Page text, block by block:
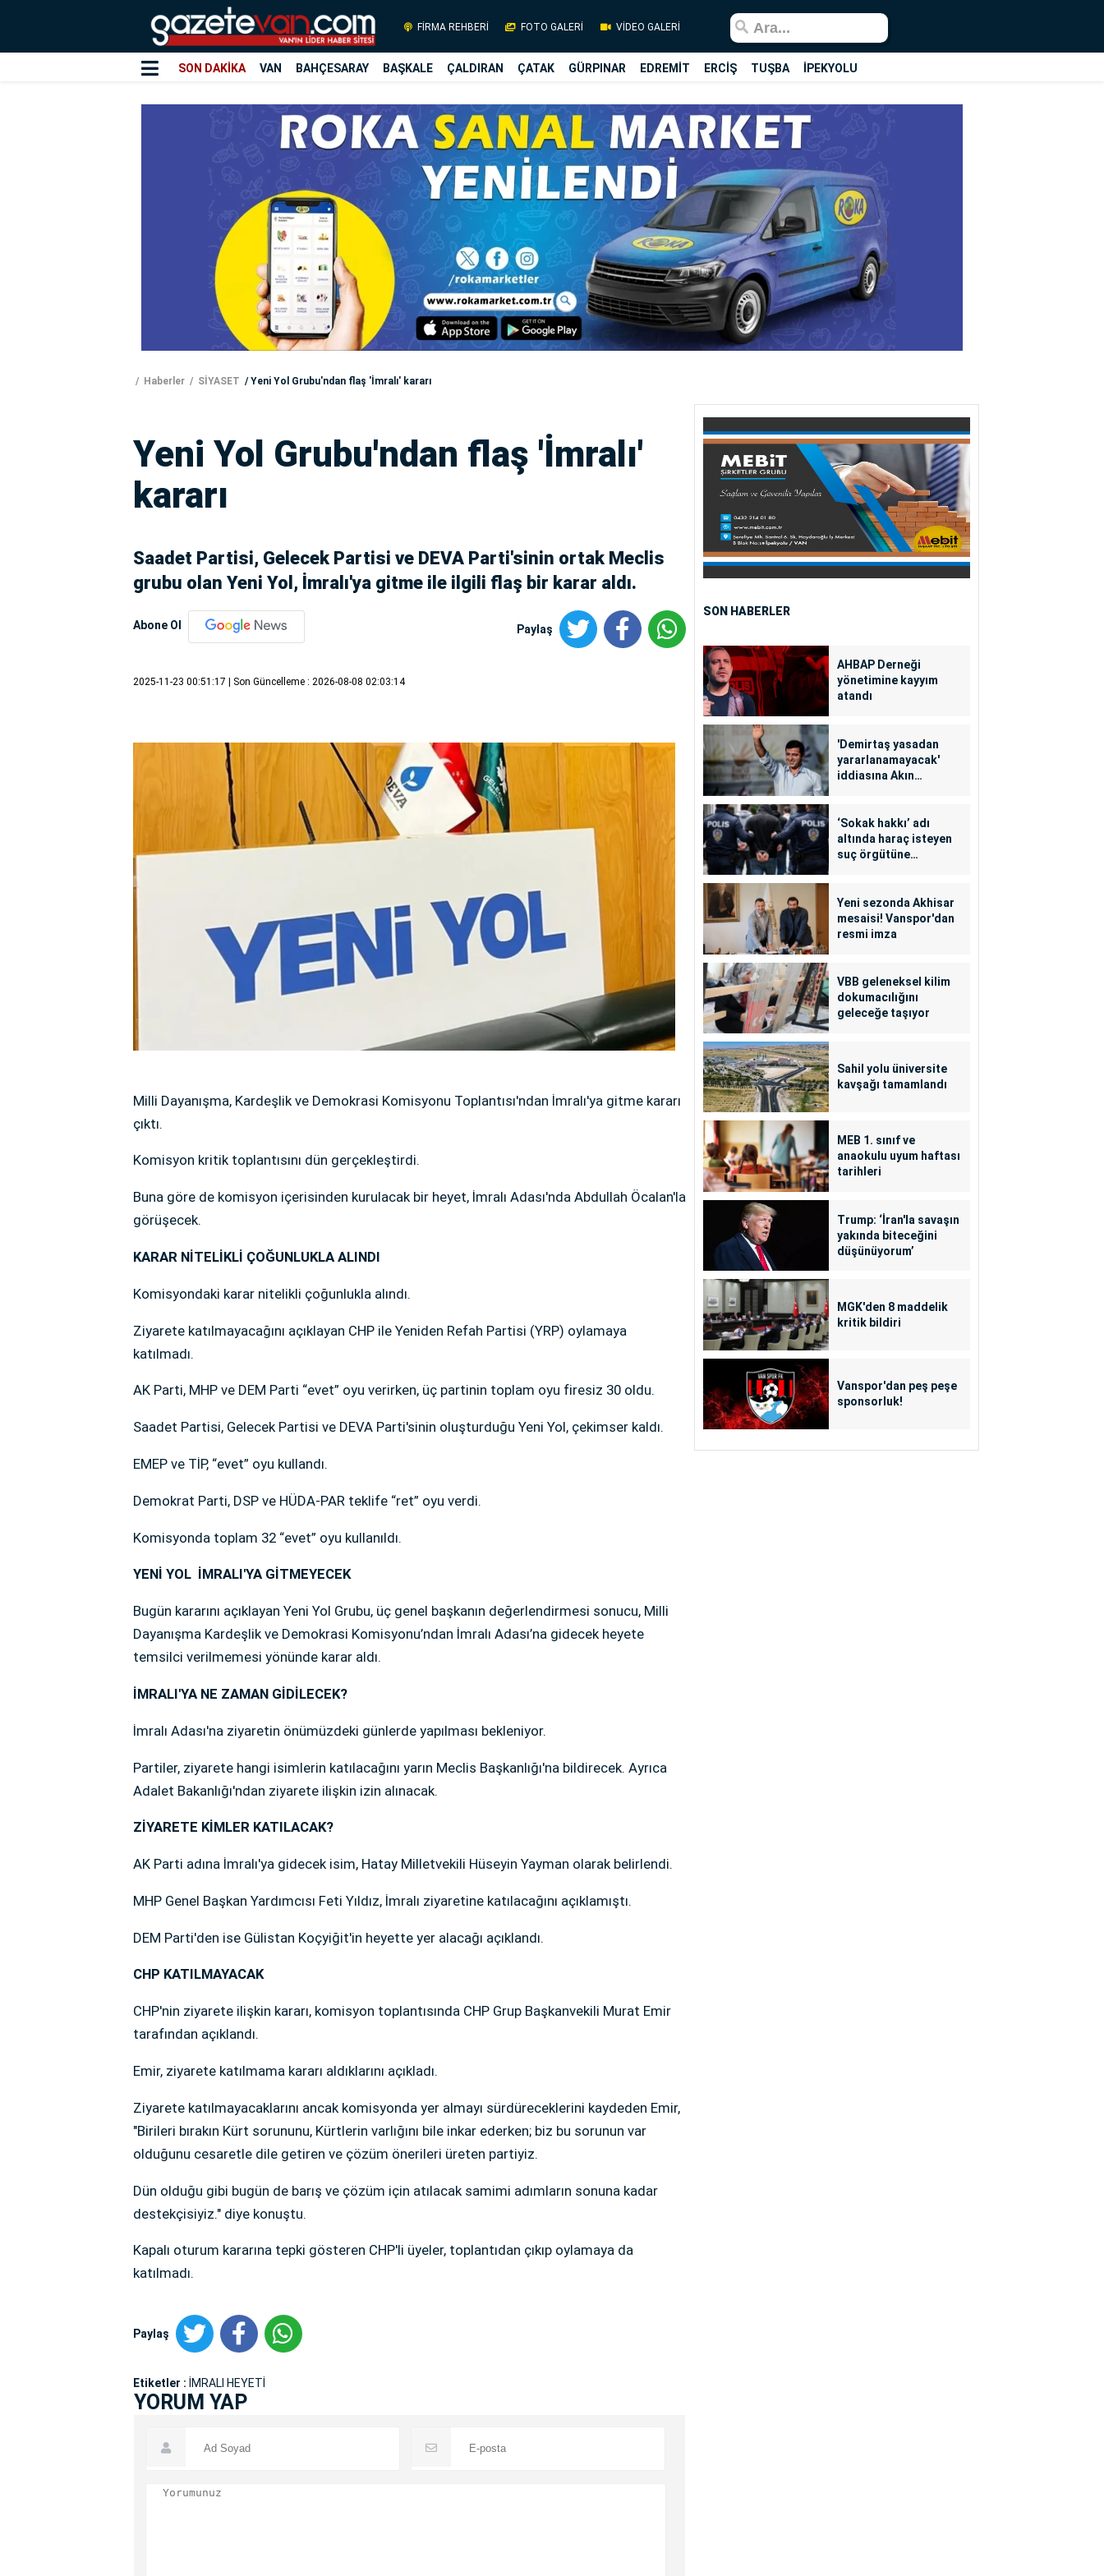
FİRMA REHBERİ FOTO GALERİ VİDEO GALERİ
SON DAKİKA VAN BAHÇESARAY BAŞKALE ÇALDIRAN ÇATAK GÜRPINAR EDREMİT ERCİŞ TUŞBA İPEKYOLU
Haberler SİYASET Yeni Yol Grubu'ndan flaş 'İmralı' kararı
Yeni Yol Grubu'ndan flaş 'İmralı'
kararı
Saadet Partisi, Gelecek Partisi ve DEVA Parti'sinin ortak Meclis
grubu olan Yeni Yol, İmralı'ya gitme ile ilgili flaş bir karar aldı.
Abone Ol Paylaş
2025-11-23 00:51:17 | Son Güncelleme : 2026-08-08 02:03:14
Milli Dayanışma, Kardeşlik ve Demokrasi Komisyonu Toplantısı'ndan İmralı'ya gitme kararı
çıktı.
Komisyon kritik toplantısını dün gerçekleştirdi.
Buna göre de komisyon içerisinden kurulacak bir heyet, İmralı Adası'nda Abdullah Öcalan'la
görüşecek.
KARAR NİTELİKLİ ÇOĞUNLUKLA ALINDI
Komisyondaki karar nitelikli çoğunlukla alındı.
Ziyarete katılmayacağını açıklayan CHP ile Yeniden Refah Partisi (YRP) oylamaya
katılmadı.
AK Parti, MHP ve DEM Parti “evet” oyu verirken, üç partinin toplam oyu firesiz 30 oldu.
Saadet Partisi, Gelecek Partisi ve DEVA Parti'sinin oluşturduğu Yeni Yol, çekimser kaldı.
EMEP ve TİP, “evet” oyu kullandı.
Demokrat Parti, DSP ve HÜDA-PAR teklife “ret” oyu verdi.
Komisyonda toplam 32 “evet” oyu kullanıldı.
YENİ YOL İMRALI'YA GİTMEYECEK
Bugün kararını açıklayan Yeni Yol Grubu, üç genel başkanın değerlendirmesi sonucu, Milli
Dayanışma Kardeşlik ve Demokrasi Komisyonu’ndan İmralı Adası’na gidecek heyete
temsilci verilmemesi yönünde karar aldı.
İMRALI'YA NE ZAMAN GİDİLECEK?
İmralı Adası'na ziyaretin önümüzdeki günlerde yapılması bekleniyor.
Partiler, ziyarete hangi isimlerin katılacağını yarın Meclis Başkanlığı'na bildirecek. Ayrıca
Adalet Bakanlığı'ndan ziyarete ilişkin izin alınacak.
ZİYARETE KİMLER KATILACAK?
AK Parti adına İmralı'ya gidecek isim, Hatay Milletvekili Hüseyin Yayman olarak belirlendi.
MHP Genel Başkan Yardımcısı Feti Yıldız, İmralı ziyaretine katılacağını açıklamıştı.
DEM Parti'den ise Gülistan Koçyiğit'in heyette yer alacağı açıklandı.
CHP KATILMAYACAK
CHP'nin ziyarete ilişkin kararı, komisyon toplantısında CHP Grup Başkanvekili Murat Emir
tarafından açıklandı.
Emir, ziyarete katılmama kararı aldıklarını açıkladı.
Ziyarete katılmayacaklarını ancak komisyonda yer almayı sürdüreceklerini kaydeden Emir,
"Birileri bırakın Kürt sorununu, Kürtlerin varlığını bile inkar ederken; biz bu sorunun var
olduğunu cesaretle dile getiren ve çözüm önerileri üreten partiyiz.
Dün olduğu gibi bugün de barış ve çözüm için atılacak samimi adımların sonuna kadar
destekçisiyiz." diye konuştu.
Kapalı oturum kararına tepki gösteren CHP'li üyeler, toplantıdan çıkıp oylamaya da
katılmadı.
Paylaş
Etiketler : İMRALI HEYETİ
YORUM YAP
SON HABERLER
AHBAP Derneği
yönetimine kayyım
atandı
'Demirtaş yasadan
yararlanamayacak'
iddiasına Akın
‘Sokak hakkı’ adı
altında haraç isteyen
suç örgütüne
Yeni sezonda Akhisar
mesaisi! Vanspor'dan
resmi imza
VBB geleneksel kilim
dokumacılığını
geleceğe taşıyor
Sahil yolu üniversite
kavşağı tamamlandı
MEB 1. sınıf ve
anaokulu uyum haftası
tarihleri
Trump: ‘İran'la savaşın
yakında biteceğini
düşünüyorum’
MGK'den 8 maddelik
kritik bildiri
Vanspor'dan peş peşe
sponsorluk!